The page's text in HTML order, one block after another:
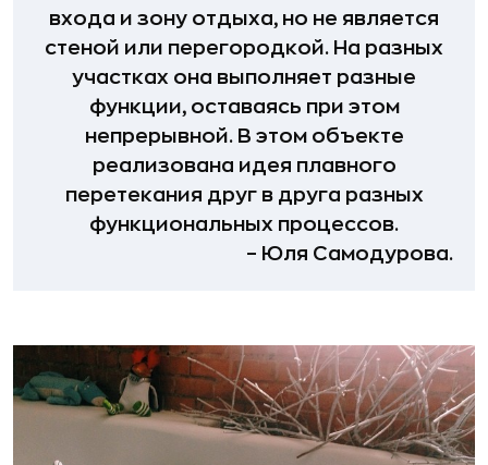
входа и зону отдыха, но не является
стеной или перегородкой. На разных
участках она выполняет разные
функции, оставаясь при этом
непрерывной. В этом объекте
реализована идея плавного
перетекания друг в друга разных
функциональных процессов.
– Юля Самодурова.